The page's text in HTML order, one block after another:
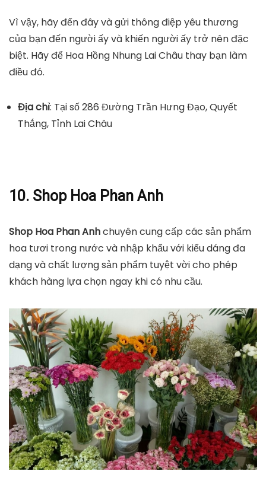
Vì vậy, hãy đến đây và gửi thông điệp yêu thương
của bạn đến người ấy và khiến người ấy trở nên đặc
biệt. Hãy để Hoa Hồng Nhung Lai Châu thay bạn làm
điều đó.
Địa chỉ: Tại số 286 Đường Trần Hưng Đạo, Quyết
Thắng, Tỉnh Lai Châu
10. Shop Hoa Phan Anh
Shop Hoa Phan Anhchuyên cung cấp các sản phẩm
hoa tươi trong nước và nhập khẩu với kiểu dáng đa
dạng và chất lượng sản phẩm tuyệt vời cho phép
khách hàng lựa chọn ngay khi có nhu cầu.